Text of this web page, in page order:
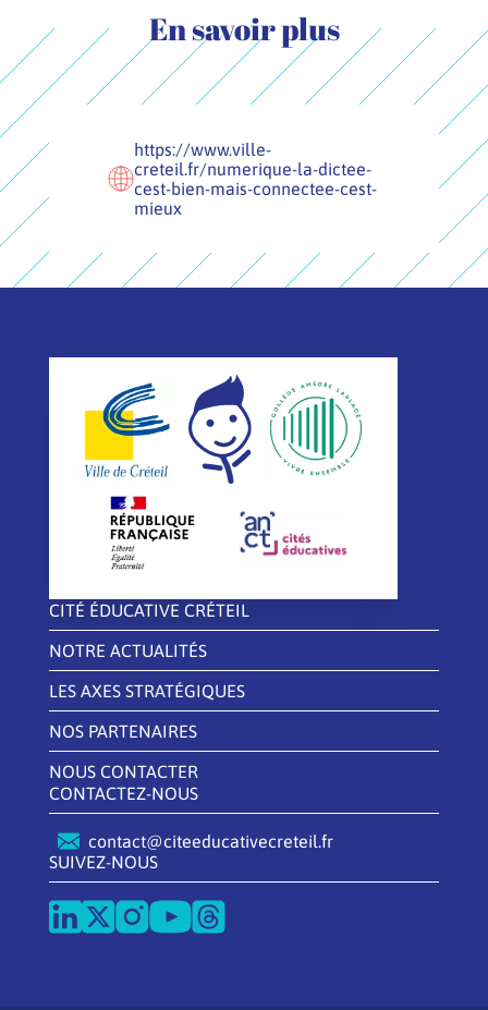
En savoir plus
https://www.ville-
creteil.fr/numerique-la-dictee-
cest-bien-mais-connectee-cest-
mieux
CITÉ ÉDUCATIVE CRÉTEIL
NOTRE ACTUALITÉS
LES AXES STRATÉGIQUES
NOS PARTENAIRES
NOUS CONTACTER
CONTACTEZ-NOUS
contact@citeeducativecreteil.fr
SUIVEZ-NOUS